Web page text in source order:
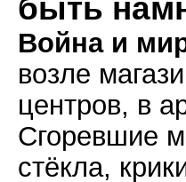
быть
Война и
возле
центров, в
Сгоревшие
стёкла,